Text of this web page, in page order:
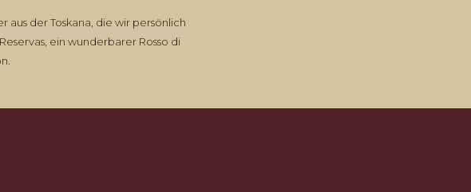
der Toskana, die wir persönlich
ein wunderbarer Rosso di